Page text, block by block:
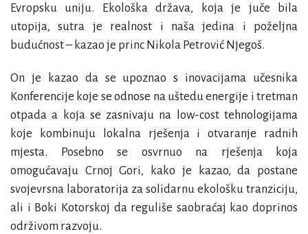
Evropsku uniju. Ekološka država, koja je juče bila
utopija, sutra je realnost i naša jedina i poželjna
budućnost – kazao je princ Nikola Petrović Njegoš.
On je kazao da se upoznao s inovacijama učesnika
Konferencije koje se odnose na uštedu energije i tretman
otpada a koja se zasnivaju na low-cost tehnologijama
koje kombinuju lokalna rješenja i otvaranje radnih
mjesta. Posebno se osvrnuo na rješenja koja
omogućavaju Crnoj Gori, kako je kazao, da postane
svojevrsna laboratorija za solidarnu ekološku tranziciju,
ali i Boki Kotorskoj da reguliše saobraćaj kao doprinos
održivom razvoju.